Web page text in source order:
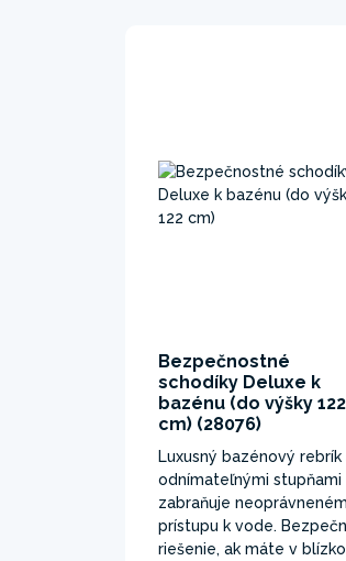
Bezpečnostné
schodíky Deluxe k
bazénu (do výšky 122
cm) (28076)
Luxusný bazénový rebrík
odnímateľnými stupňami
zabraňuje
prístupu k vode.
riešenie, ak máte v